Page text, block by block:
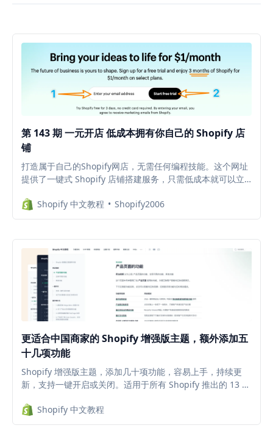
第 143 期 一元开店 低成本拥有你自己的 Shopify 店
铺
打造属于自己的Shopify网店，无需任何编程技能。这个网址
提供了一键式 Shopify 店铺搭建服务，只需低成本就可以立
建新的店铺，也可以创建测试店铺（例如免费试用插件 APP
等），避免测试插件时代码残留在主题中，拖慢店铺网速。
Shopify 中文教程 Shopify2006
更适合中国商家的 Shopify 增强版主题，额外添加五
十几项功能
Shopify 增强版主题，添加几十项功能，容易上手，持续更
新，支持一键开启或关闭。适用于所有 Shopify 推出的 13 款
Shopify 中文教程